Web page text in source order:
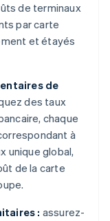
de terminaux
par carte
et étayés
de
des taux
chaque
à
unique global,
de la carte
: assurez-